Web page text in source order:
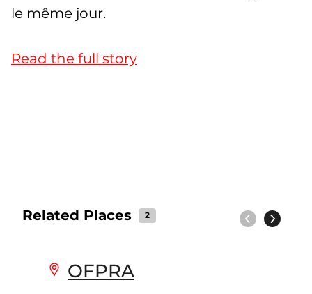
le même jour.
Read the full story
Related Places 2
OFPRA